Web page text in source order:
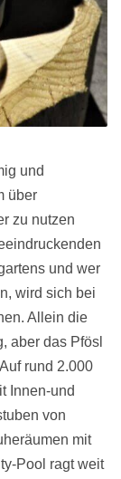
und
über
zu nutzen
und wer
wird sich bei
Allein die
aber das Pfösl
rund 2.000
Innen-und
von
mit
Pool ragt weit